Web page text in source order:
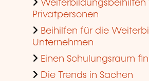
Weiterbildungsbeihilfen
Privatpersonen
Beihilfen für die
Unternehmen
Einen Schulungsraum
Die Trends in Sachen